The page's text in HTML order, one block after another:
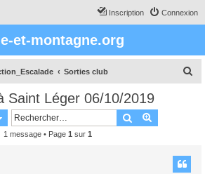
Connexion
Inscription
et-montagne.org
Sorties club
Saint Léger 06/10/2019
Rechercher
1 message • Page 1 sur 1